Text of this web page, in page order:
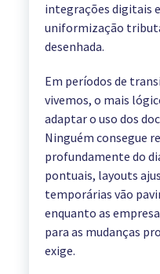
integrações digitais
uniformização
desenhada.
Em períodos de
vivemos, o mais
adaptar o uso dos
Ninguém consegue
profundamente do
pontuais, layouts
temporárias vão
enquanto as
para as mudanças
exige.